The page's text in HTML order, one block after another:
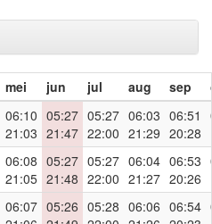
mei jun jul aug sep
06:10
21:03
05:27
21:47
05:27
22:00
06:03
21:29
06:51
20:28
06:08
21:05
05:27
21:48
05:27
22:00
06:04
21:27
06:53
20:26
06:07 05:26 05:28 06:06 06:54